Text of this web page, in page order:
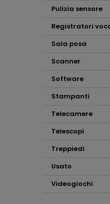
Pulizia sensore
Registratori
Sala posa
Scanner
Software
Stampanti
Telecamere
Telescopi
Treppiedi
Usato
Videogiochi